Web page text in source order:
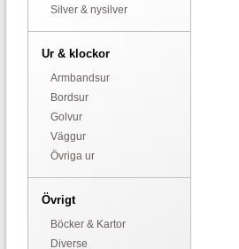
Silver & nysilver
Ur & klockor
Armbandsur
Bordsur
Golvur
Väggur
Övriga ur
Övrigt
Böcker & Kartor
Diverse